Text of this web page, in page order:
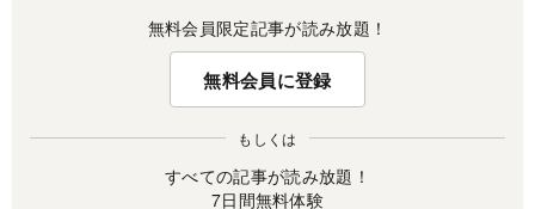
無料会員限定記事が読み放題！
無料会員に登録
もしくは
すべての記事が読み放題！
7日間無料体験